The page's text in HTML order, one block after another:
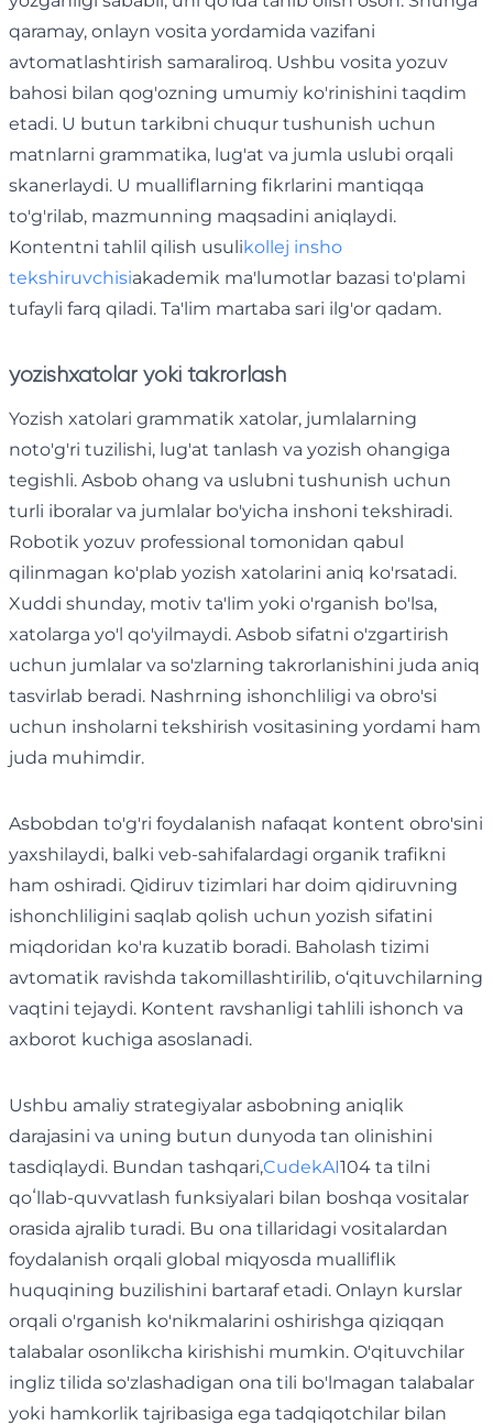
qaramay, onlayn vosita yordamida vazifani
avtomatlashtirish samaraliroq. Ushbu vosita yozuv
bahosi bilan qog'ozning umumiy ko'rinishini taqdim
etadi. U butun tarkibni chuqur tushunish uchun
matnlarni grammatika, lug'at va jumla uslubi orqali
skanerlaydi. U mualliflarning fikrlarini mantiqqa
to'g'rilab, mazmunning maqsadini aniqlaydi.
Kontentni tahlil qilish usulikollej insho
tekshiruvchisiakademik ma'lumotlar bazasi to'plami
tufayli farq qiladi. Ta'lim martaba sari ilg'or qadam.
yozishxatolar yoki takrorlash
Yozish xatolari grammatik xatolar, jumlalarning
noto'g'ri tuzilishi, lug'at tanlash va yozish ohangiga
tegishli. Asbob ohang va uslubni tushunish uchun
turli iboralar va jumlalar bo'yicha inshoni tekshiradi.
Robotik yozuv professional tomonidan qabul
qilinmagan ko'plab yozish xatolarini aniq ko'rsatadi.
Xuddi shunday, motiv ta'lim yoki o'rganish bo'lsa,
xatolarga yo'l qo'yilmaydi. Asbob sifatni o'zgartirish
uchun jumlalar va so'zlarning takrorlanishini juda aniq
tasvirlab beradi. Nashrning ishonchliligi va obro'si
uchun insholarni tekshirish vositasining yordami ham
juda muhimdir.
Asbobdan to'g'ri foydalanish nafaqat kontent obro'sini
yaxshilaydi, balki veb-sahifalardagi organik trafikni
ham oshiradi. Qidiruv tizimlari har doim qidiruvning
ishonchliligini saqlab qolish uchun yozish sifatini
miqdoridan ko'ra kuzatib boradi. Baholash tizimi
avtomatik ravishda takomillashtirilib, o‘qituvchilarning
vaqtini tejaydi. Kontent ravshanligi tahlili ishonch va
axborot kuchiga asoslanadi.
Ushbu amaliy strategiyalar asbobning aniqlik
darajasini va uning butun dunyoda tan olinishini
tasdiqlaydi. Bundan tashqari,CudekAI104 ta tilni
qoʻllab-quvvatlash funksiyalari bilan boshqa vositalar
orasida ajralib turadi. Bu ona tillaridagi vositalardan
foydalanish orqali global miqyosda mualliflik
huquqining buzilishini bartaraf etadi. Onlayn kurslar
orqali o'rganish ko'nikmalarini oshirishga qiziqqan
talabalar osonlikcha kirishishi mumkin. O'qituvchilar
ingliz tilida so'zlashadigan ona tili bo'lmagan talabalar
yoki hamkorlik tajribasiga ega tadqiqotchilar bilan